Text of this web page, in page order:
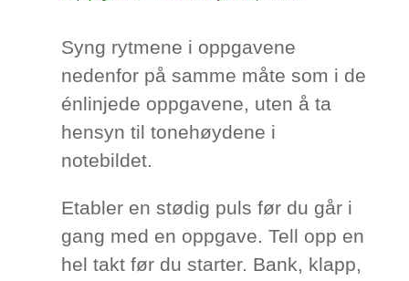
Syng rytmene i oppgavene
nedenfor på samme måte som i de
énlinjede oppgavene, uten å ta
hensyn til tonehøydene i
notebildet.
Etabler en stødig puls før du går i
gang med en oppgave. Tell opp en
hel takt før du starter. Bank, klapp,